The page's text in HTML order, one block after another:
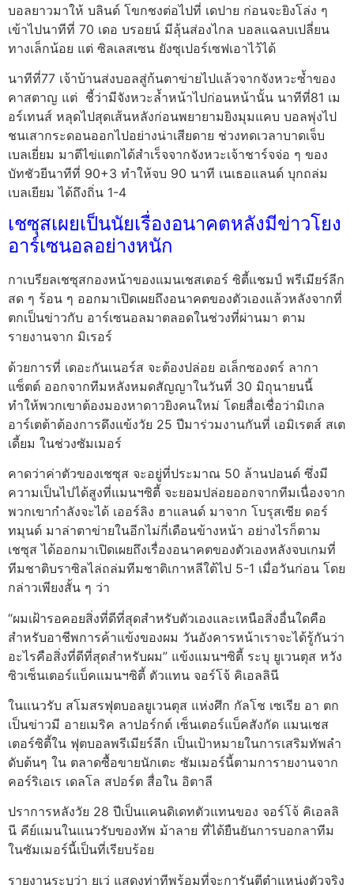
บอลยาวมาให้ บลินด์ โขกชงต่อไปที่ เดปาย ก่อนจะยิงโล่ง ๆ
เข้าไปนาทีที่ 70 เดอ บรอยน์ มีลุ้นส่องไกล บอลแฉลบเปลี่ยน
ทางเล็กน้อย แต่ ซิลเลสเซน ยังซุเปอร์เซฟเอาไว้ได้
นาทีที่77 เจ้าบ้านส่งบอลสู่ก้นตาข่ายไปแล้วจากจังหวะซ้ำของ
คาสตาญ แต่ ชี้ว่ามีจังหวะล้ำหน้าไปก่อนหน้านั้น นาทีที่81 เม
อร์เทนส์ หลุดไปสุดเส้นหลังก่อนพยายามยิงมุมแคบ บอลพุ่งไป
ชนเสากระดอนออกไปอย่างน่าเสียดาย ช่วงทดเวลาบาดเจ็บ
เบลเยี่ยม มาตีไข่แตกได้สำเร็จจากจังหวะเจ้าชาร์จจ่อ ๆ ของ
บัทชัวยีนาทีที่ 90+3 ทำให้จบ 90 นาที เนเธอแลนด์ บุกถล่ม
เบลเยียม ได้ถึงถิ่น 1-4
เชซุสเผยเป็นนัยเรื่องอนาคตหลังมีข่าวโยง
อาร์เซนอลอย่างหนัก
กาเบรียลเชซุสกองหน้าของแมนเชสเตอร์ ซิตี้แชมป์ พรีเมียร์ลีก
สด ๆ ร้อน ๆ ออกมาเปิดเผยถึงอนาคตของตัวเองแล้วหลังจากที่
ตกเป็นข่าวกับ อาร์เซนอลมาตลอดในช่วงที่ผ่านมา ตาม
รายงานจาก มิเรอร์
ด้วยการที่ เดอะกันเนอร์ส จะต้องปล่อย อเล็กซองดร์ ลากา
แซ็ตต์ ออกจากทีมหลังหมดสัญญาในวันที่ 30 มิถุนายนนี้
ทำให้พวกเขาต้องมองหาดาวยิงคนใหม่ โดยสื่อเชื่อว่ามิเกล
อาร์เตต้าต้องการดึงแข้งวัย 25 ปีมาร่วมงานกันที่ เอมิเรตส์ สเต
เดี้ยม ในช่วงซัมเมอร์
คาดว่าค่าตัวของเชซุส จะอยู่ที่ประมาณ 50 ล้านปอนด์ ซึ่งมี
ความเป็นไปได้สูงที่แมนฯซิตี้ จะยอมปล่อยออกจากทีมเนื่องจาก
พวกเขากำลังจะได้ เออร์ลิง ฮาแลนด์ มาจาก โบรุสเซีย ดอร์
ทมุนด์ มาล่าตาข่ายในอีกไม่กี่เดือนข้างหน้า อย่างไรก็ตาม
เชซุส ได้ออกมาเปิดเผยถึงเรื่องอนาคตของตัวเองหลังจบเกมที่
ทีมชาติบราซิลไล่ถล่มทีมชาติเกาหลีใต้ไป 5-1 เมื่อวันก่อน โดย
กล่าวเพียงสั้น ๆ ว่า
“ผมเฝ้ารอคอยสิ่งที่ดีที่สุดสำหรับตัวเองและเหนือสิ่งอื่นใดคือ
สำหรับอาชีพการค้าแข้งของผม วันอังคารหน้าเราจะได้รู้กันว่า
อะไรคือสิ่งที่ดีที่สุดสำหรับผม” แข้งแมนฯซิตี้ ระบุ ยูเวนตุส หวัง
ซิวเซ็นเตอร์แบ็คแมนฯซิตี้ ตัวแทน จอร์โจ้ คิเอลลินี
ในแนวรับ สโมสรฟุตบอลยูเวนตุส แห่งศึก กัลโช เซเรีย อา ตก
เป็นข่าวมี อายเมริค ลาปอร์กต์ เซ็นเตอร์แบ็คสังกัด แมนเชส
เตอร์ซิตี้ใน ฟุตบอลพรีเมียร์ลีก เป็นเป้าหมายในการเสริมทัพลำ
ดับต้นๆ ใน ตลาดซื้อขายนักเตะ ซัมเมอร์นี้ตามการายงานจาก
คอร์ริเอเร เดลโล สปอร์ต สื่อใน อิตาลี
ปราการหลังวัย 28 ปีเป็นแคนดิเดทตัวแทนของ จอร์โจ้ คิเอลลิ
นี คีย์แมนในแนวรับของทัพ ม้าลาย ที่ได้ยืนยันการบอกลาทีม
ในซัมเมอร์นี้เป็นที่เรียบร้อย
รายงานระบุว่า ยูเว่ แสดงท่าทีพร้อมที่จะการันตีตำแหน่งตัวจริง